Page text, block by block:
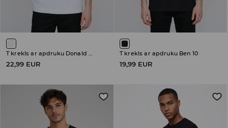
22,99 EUR
T krekls ar apdruku Ben 10
19,99 EUR